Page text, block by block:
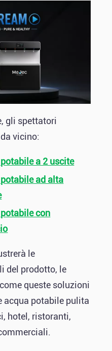
gli spettatori
vicino:
a 2 uscite
ad alta
con
le
del prodotto, le
queste soluzioni
acqua potabile pulita
hotel, ristoranti,